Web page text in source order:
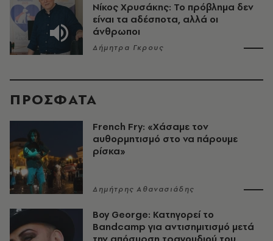
Νίκος Χρυσάκης: Το πρόβλημα δεν
είναι τα αδέσποτα, αλλά οι
άνθρωποι
Δήμητρα Γκρους
ΠΡΟΣΦΑΤΑ
French Fry: «Χάσαμε τον
αυθορμητισμό στο να πάρουμε
ρίσκα»
Δημήτρης Αθανασιάδης
Boy George: Κατηγορεί το
Bandcamp για αντισημιτισμό μετά